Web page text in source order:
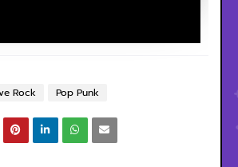
Rock Pop Punk